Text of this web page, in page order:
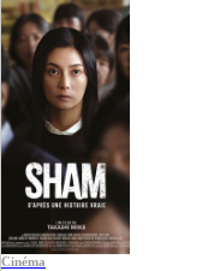
Cinéma